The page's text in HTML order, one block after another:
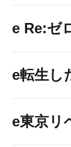
e Re:ゼ
e転生し
e東京リ